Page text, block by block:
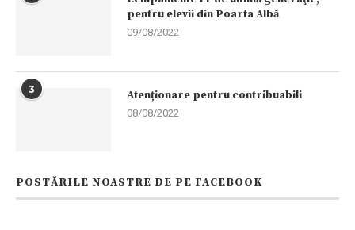
pentru elevii din Poarta Albă
09/08/2022
3 Atenționare pentru contribuabili
08/08/2022
POSTĂRILE NOASTRE DE PE FACEBOOK